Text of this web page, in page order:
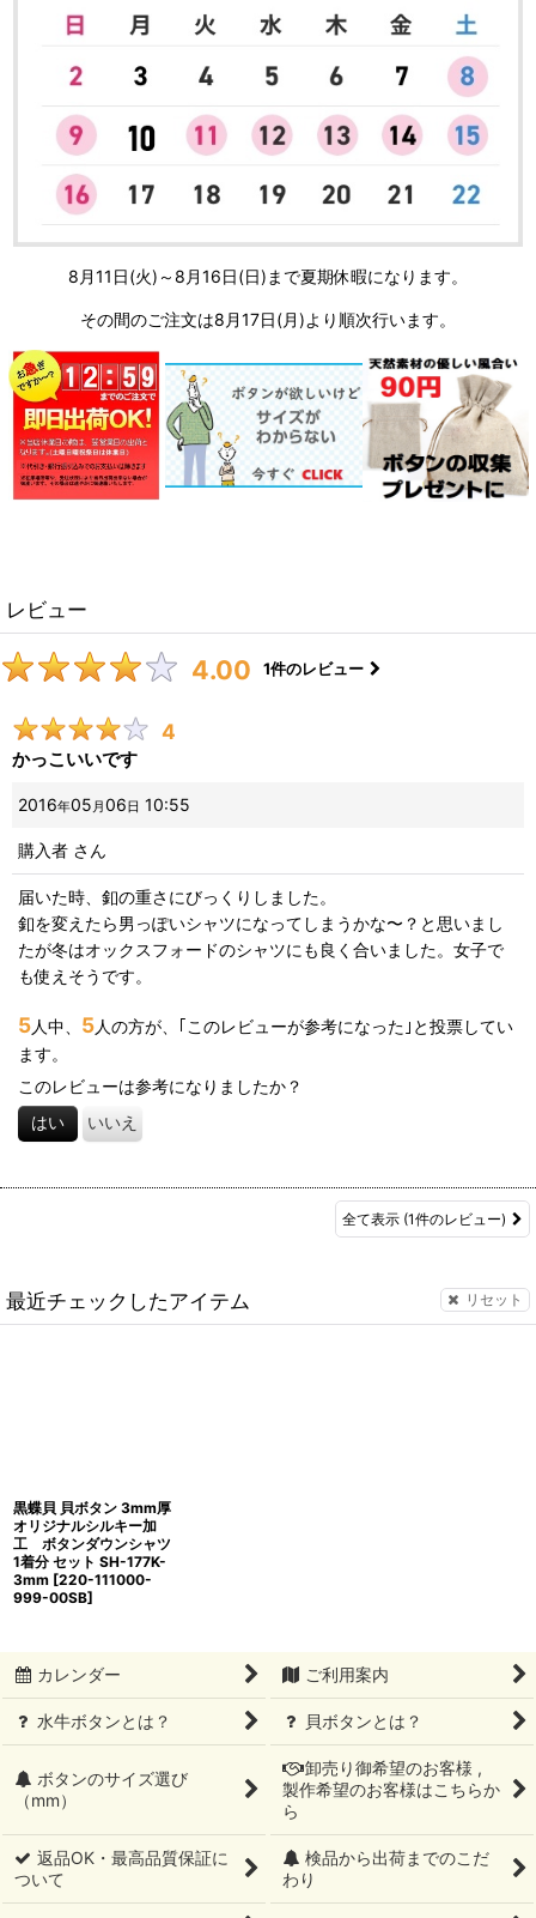
8月11日(火)～8月16日(日)まで夏期休暇になります。
その間のご注文は8月17日(月)より順次行います。
レビュー
4.00 1件のレビュー
4
かっこいいです
2016年05 月06日 10:55
購入者 さん
届いた時、釦の重さにびっくりしました。
釦を変えたら男っぽいシャツになってしまうかな〜？と思いまし
たが冬はオックスフォードのシャツにも良く合いました。女子で
も使えそうです。
5人中、 5人の方が、｢このレビューが参考になった｣と投票してい
ます。
このレビューは参考になりましたか？
はい いいえ
全て表示 (1件のレビュー)
最近チェックしたアイテム リセット
黒蝶貝 貝ボタン 3mm厚
オリジナルシルキー加
工 ボタンダウンシャツ
1着分 セット SH-177K-
3mm [220-111000-
999-00SB]
カレンダー ご利用案内
水牛ボタンとは？ 貝ボタンとは？
ボタンのサイズ選び
（mm）
卸売り御希望のお客様 ,
製作希望のお客様はこちらか
ら
返品OK・最高品質保証に
ついて
検品から出荷までのこだ
わり